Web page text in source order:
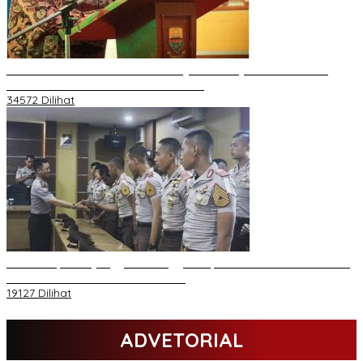
34572 Dilihat
19127 Dilihat
ADVETORIAL